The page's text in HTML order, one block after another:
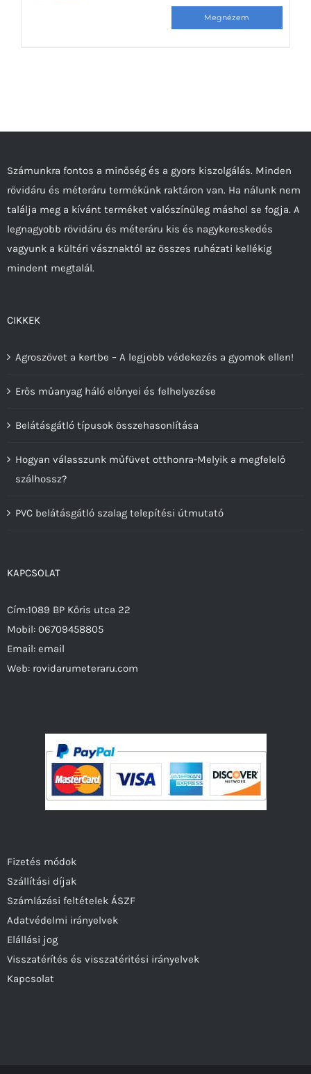
a
termékoldalon
választhatók
ki
Számunkra fontos a minőség és a gyors kiszolgálás. Minden
rövidáru és méteráru termékünk raktáron van. Ha nálunk nem
találja meg a kívánt terméket valószínűleg máshol se fogja. A
legnagyobb rövidáru és méteráru kis és nagykereskedés
vagyunk a kültéri vásznaktól az összes ruházati kellékig
mindent megtalál.
CIKKEK
Agroszövet a kertbe – A legjobb védekezés a gyomok ellen!
Erős műanyag háló előnyei és felhelyezése
Belátásgátló típusok összehasonlítása
Hogyan válasszunk műfüvet otthonra-Melyik a megfelelő
szálhossz?
PVC belátásgátló szalag telepítési útmutató
KAPCSOLAT
Cím:1089 BP Kőris utca 22
Mobil: 06709458805
Email: email
Web: rovidarumeteraru.com
Fizetés módok
Szállítási díjak
Számlázási feltételek ÁSZF
Adatvédelmi irányelvek
Elállási jog
Visszatérítés és visszatéritési irányelvek
Kapcsolat